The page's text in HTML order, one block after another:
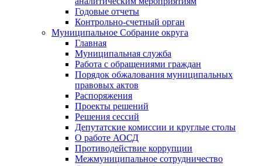
Годовые отчеты
Контрольно-счетный орган
Муниципальное Собрание округа
Главная
Муниципальная служба
Работа с обращениями граждан
Порядок обжалования муниципальных
правовых актов
Распоряжения
Проекты решений
Решения сессий
Депутатские комиссии и круглые столы
О работе АОСД
Противодействие коррупции
Межмуниципальное сотрудничество